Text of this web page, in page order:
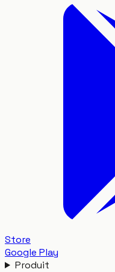
Store
Google Play
Produit